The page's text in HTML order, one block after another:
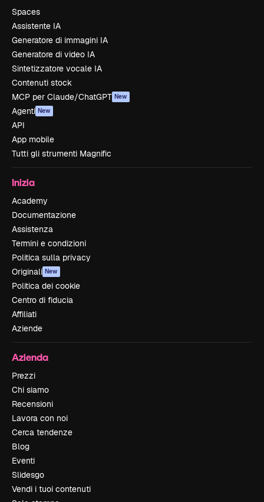
Spaces
Assistente IA
Generatore di immagini IA
Generatore di video IA
Sintetizzatore vocale IA
Contenuti stock
MCP per Claude/ChatGPT New
Agenti New
API
App mobile
Tutti gli strumenti Magnific
Inizia
Academy
Documentazione
Assistenza
Termini e condizioni
Politica sulla privacy
Originali New
Politica dei cookie
Centro di fiducia
Affiliati
Aziende
Azienda
Prezzi
Chi siamo
Recensioni
Lavora con noi
Cerca tendenze
Blog
Eventi
Slidesgo
Vendi i tuoi contenuti